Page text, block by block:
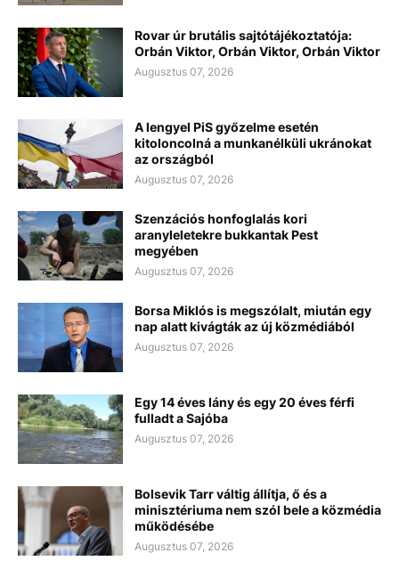
Rovar úr brutális sajtótájékoztatója:
Orbán Viktor, Orbán Viktor, Orbán Viktor
Augusztus 07, 2026
A lengyel PiS győzelme esetén
kitoloncolná a munkanélküli ukránokat
az országból
Augusztus 07, 2026
Szenzációs honfoglalás kori
aranyleletekre bukkantak Pest
megyében
Augusztus 07, 2026
Borsa Miklós is megszólalt, miután egy
nap alatt kivágták az új közmédiából
Augusztus 07, 2026
Egy 14 éves lány és egy 20 éves férfi
fulladt a Sajóba
Augusztus 07, 2026
Bolsevik Tarr váltig állítja, ő és a
minisztériuma nem szól bele a közmédia
működésébe
Augusztus 07, 2026